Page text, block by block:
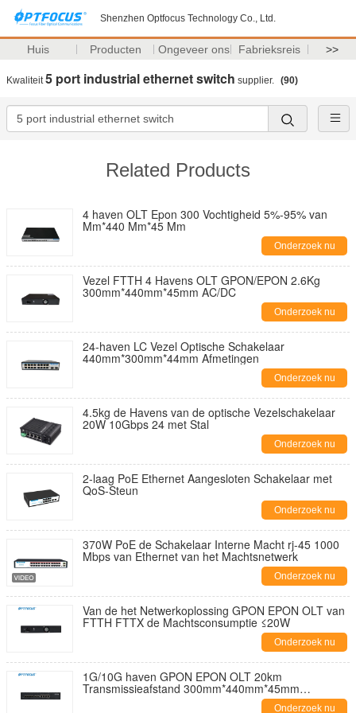
Shenzhen Optfocus Technology Co., Ltd.
Huis Producten Ongeveer ons Fabrieksreis >>
Kwaliteit5 port industrial ethernet switch supplier. (90)
Related Products
4 haven OLT Epon 300 Vochtigheid 5%-95% van
Mm*440 Mm*45 Mm
Onderzoek nu
Vezel FTTH 4 Havens OLT GPON/EPON 2.6Kg
300mm*440mm*45mm AC/DC
Onderzoek nu
24-haven LC Vezel Optische Schakelaar
440mm*300mm*44mm Afmetingen
Onderzoek nu
4.5kg de Havens van de optische Vezelschakelaar
20W 10Gbps 24 met Stal
Onderzoek nu
2-laag PoE Ethernet Aangesloten Schakelaar met
QoS-Steun
Onderzoek nu
370W PoE de Schakelaar Interne Macht rj-45 1000
Mbps van Ethernet van het Machtsnetwerk
Onderzoek nu
Van de het Netwerkoplossing GPON EPON OLT van
FTTH FTTX de Machtsconsumptie ≤20W
Onderzoek nu
1G/10G haven GPON EPON OLT 20km
Transmissieafstand 300mm*440mm*45mm
Onderzoek nu